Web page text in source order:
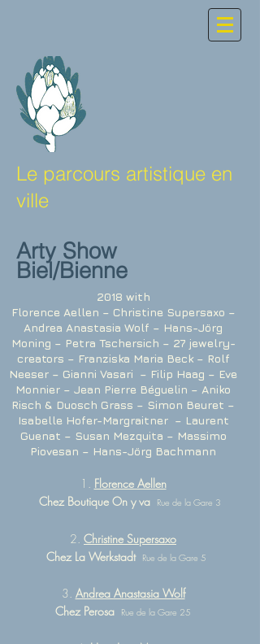
Le parcours artistique en
ville
Arty Show
Biel/Bienne
2018 with
Florence Aellen – Christine Supersaxo –
Andrea Anastasia Wolf – Hans-Jörg
Moning – Petra Tschersich – 27 jewelry-
creators – Franziska Maria Beck – Rolf
Neeser – Gianni Vasari – Filip Haag – Eve
Monnier – Jean Pierre Béguelin – Aniko
Risch & Duosch Grass – Simon Beuret –
Isabelle Hofer-Margraitner – Laurent
Guenat – Susan Mezquita – Massimo
Piovesan – Hans-Jörg Bachmann
1. Florence Aellen
Chez Boutique On y va Rue de la Gare 3
2. Christine Supersaxo
Chez La Werkstadt Rue de la Gare 5
3. Andrea Anastasia Wolf
Chez Perosa Rue de la Gare 25